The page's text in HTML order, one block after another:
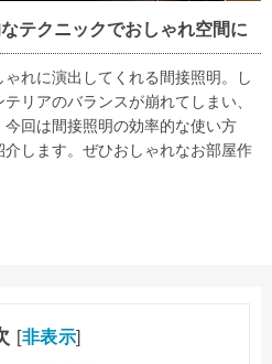
テクニックでおしゃれ空間に
れに演出してくれる間接照明。し
リアのバランスが崩れてしまい、
回は間接照明の効率的な使い方
します。ぜひおしゃれなお部屋作
[非表示]